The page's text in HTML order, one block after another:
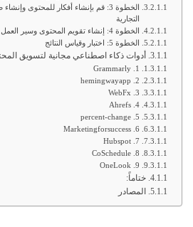
الخطوة 3: قم بإنشاء أفكار للمحتوى
التجارية
الخطوة 4: إنشاء تقويم المحتوى وسير العمل
الخطوة 5: اختبار وقياس النتائج
أدوات ذكاء اصطناعي مجانية لتسويق
1. Grammarly
2. hemingwayapp
3. WebFx
Ahrefs .4
5. percent-change
6. Marketingforsuccess
Hubspot .7
CoSchedule .8
9. OneLook
ختاماً:
المصادر